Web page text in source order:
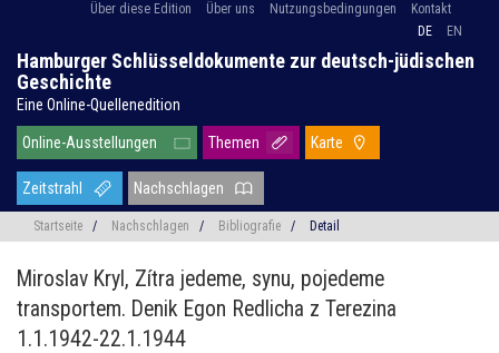
Über diese Edition Über uns Nutzungsbedingungen
Kontakt
DE
EN
Hamburger Schlüsseldokumente zur deutsch-jüdischen
Geschichte
Eine Online-Quellenedition
Online-Ausstellungen Themen Karte
Zeitstrahl Nachschlagen
Startseite / Nachschlagen / Bibliografie / Detail
Miroslav Kryl, Zítra jedeme, synu, pojedeme
transportem. Denik Egon Redlicha z Terezina
1.1.1942-22.1.1944